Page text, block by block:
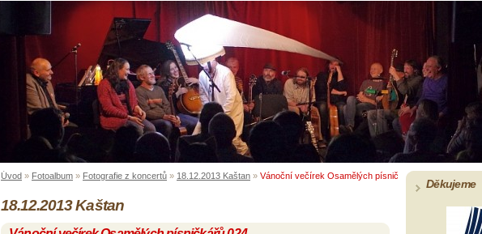
Úvod » Fotoalbum » Fotografie z koncertů » 18.12.2013 Kaštan » Vánoční večírek Osamělých písničkářů 024
18.12.2013 Kaštan
Děkujeme